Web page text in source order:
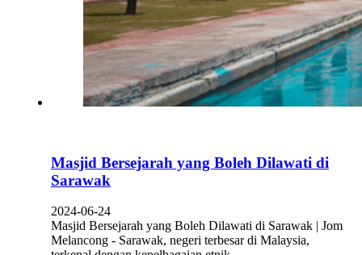
Masjid Bersejarah yang Boleh Dilawati di
Sarawak
2024-06-24
Masjid Bersejarah yang Boleh Dilawati di Sarawak | Jom
Melancong - Sarawak, negeri terbesar di Malaysia,